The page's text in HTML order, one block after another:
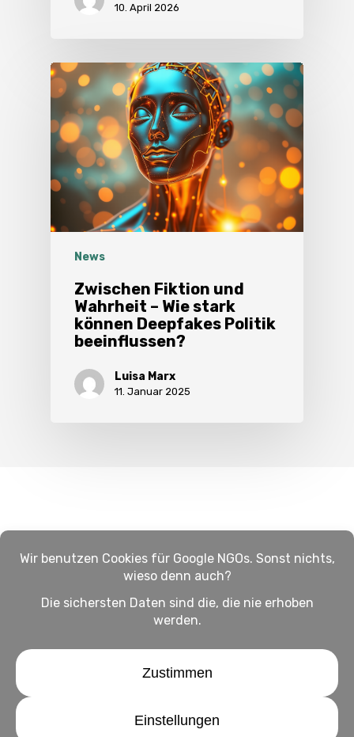
10. April 2026
News
Zwischen Fiktion und
Wahrheit – Wie stark
können Deepfakes Politik
beeinflussen?
Luisa Marx
11. Januar 2025
Impressum